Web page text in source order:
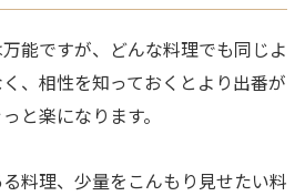
能ですが、どんな料理でも同じよ
、相性を知っておくとより出番が
と楽になります。
料理、少量をこんもり見せたい料